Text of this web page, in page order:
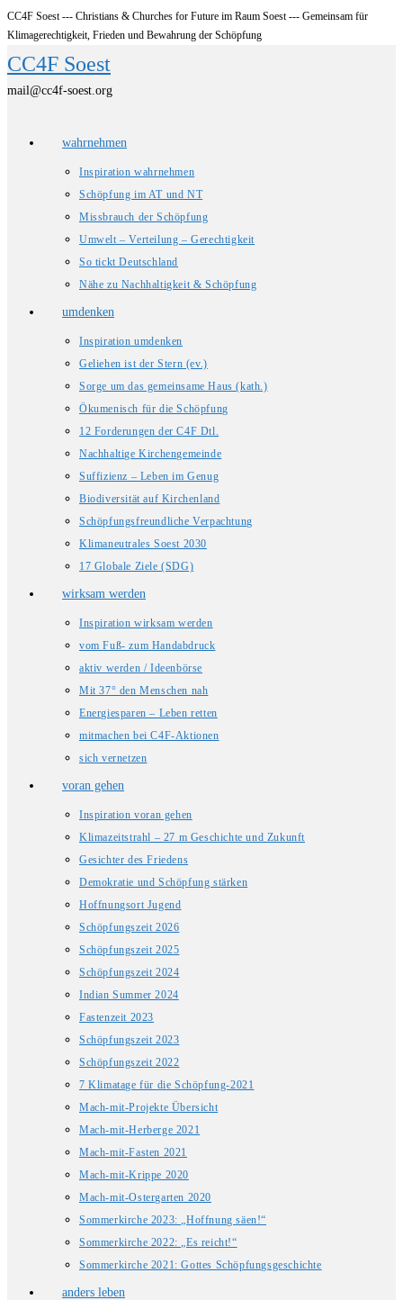
Zum
Inhalt
springen
CC4F Soest --- Christians & Churches for Future im Raum Soest --- Gemeinsam für
Klimagerechtigkeit, Frieden und Bewahrung der Schöpfung
CC4F Soest
mail@cc4f-soest.org
wahrnehmen
Inspiration wahrnehmen
Schöpfung im AT und NT
Missbrauch der Schöpfung
Umwelt – Verteilung – Gerechtigkeit
So tickt Deutschland
Nähe zu Nachhaltigkeit & Schöpfung
umdenken
Inspiration umdenken
Geliehen ist der Stern (ev.)
Sorge um das gemeinsame Haus (kath.)
Ökumenisch für die Schöpfung
12 Forderungen der C4F Dtl.
Nachhaltige Kirchengemeinde
Suffizienz – Leben im Genug
Biodiversität auf Kirchenland
Schöpfungsfreundliche Verpachtung
Klimaneutrales Soest 2030
17 Globale Ziele (SDG)
wirksam werden
Inspiration wirksam werden
vom Fuß- zum Handabdruck
aktiv werden / Ideenbörse
Mit 37° den Menschen nah
Energiesparen – Leben retten
mitmachen bei C4F-Aktionen
sich vernetzen
voran gehen
Inspiration voran gehen
Klimazeitstrahl – 27 m Geschichte und Zukunft
Gesichter des Friedens
Demokratie und Schöpfung stärken
Hoffnungsort Jugend
Schöpfungszeit 2026
Schöpfungszeit 2025
Schöpfungszeit 2024
Indian Summer 2024
Fastenzeit 2023
Schöpfungszeit 2023
Schöpfungszeit 2022
7 Klimatage für die Schöpfung-2021
Mach-mit-Projekte Übersicht
Mach-mit-Herberge 2021
Mach-mit-Fasten 2021
Mach-mit-Krippe 2020
Mach-mit-Ostergarten 2020
Sommerkirche 2023: „Hoffnung säen!“
Sommerkirche 2022: „Es reicht!“
Sommerkirche 2021: Gottes Schöpfungsgeschichte
anders leben